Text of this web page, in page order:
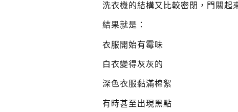
洗衣機的結構又比較密閉，門關起
結果就是：
衣服開始有霉味
白衣變得灰灰的
深色衣服黏滿棉絮
有時甚至出現黑點